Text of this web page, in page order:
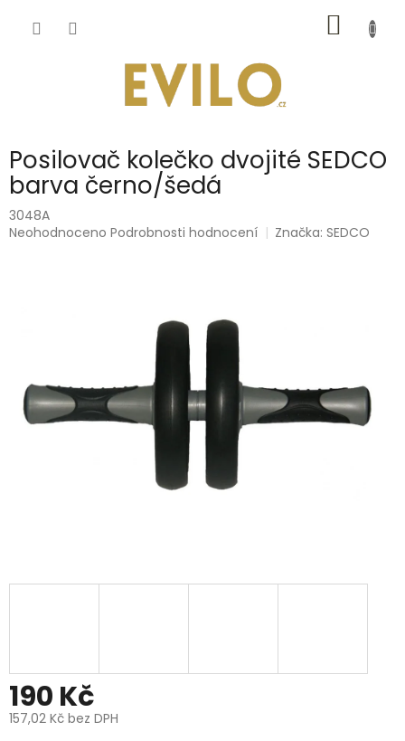
KOŠÍK
Posilovač kolečko dvojité SEDCO
barva černo/šedá
3048A
Průměrné
Neohodnoceno Podrobnosti hodnocení Značka:SEDCO
190 Kč
157,02 Kč bez DPH